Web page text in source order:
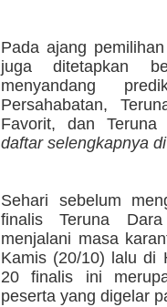
Pada ajang
juga ditetapkan
menyandang
Persahabatan,
Favorit, dan
daftar selengkapnya
Sehari sebelum
finalis Teruna
menjalani masa
Kamis (20/10) lalu di
20 finalis ini
peserta yang digelar